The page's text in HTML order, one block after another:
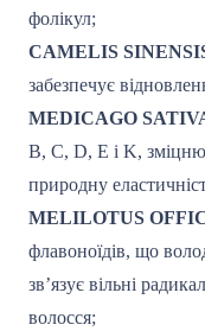
фолікул;
CAMELIS
забезпечує
MEDICAGO
B, C, D, E і K,
природну
MELILOTUS
флавоноїдів, що
зв’язує вільні
волосся;